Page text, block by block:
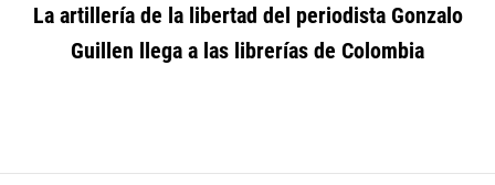
La artillería de la libertad del periodista Gonzalo
Guillen llega a las librerías de Colombia